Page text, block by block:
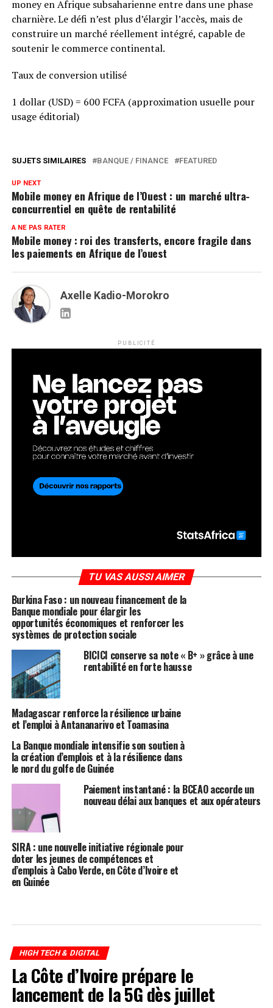
money en Afrique subsaharienne entre dans une phase
charnière. Le défi n’est plus d’élargir l’accès, mais de
construire un marché réellement intégré, capable de
soutenir le commerce continental.
Taux de conversion utilisé
1 dollar (USD) = 600 FCFA (approximation usuelle pour
usage éditorial)
SUJETS SIMILAIRES BANQUE / FINANCE FEATURED
UP NEXT
Mobile money en Afrique de l’Ouest : un marché ultra-
concurrentiel en quête de rentabilité
A NE PAS RATER
Mobile money : roi des transferts, encore fragile dans
les paiements en Afrique de l’ouest
Axelle Kadio-Morokro
PUBLICITÉ
TU VAS AUSSI AIMER
Burkina Faso : un nouveau financement de la
Banque mondiale pour élargir les
opportunités économiques et renforcer les
systèmes de protection sociale
BICICI conserve sa note « B+ » grâce à une
rentabilité en forte hausse
Madagascar renforce la résilience urbaine
et l’emploi à Antananarivo et Toamasina
La Banque mondiale intensifie son soutien à
la création d’emplois et à la résilience dans
le nord du golfe de Guinée
Paiement instantané : la BCEAO accorde un
nouveau délai aux banques et aux opérateurs
SIRA : une nouvelle initiative régionale pour
doter les jeunes de compétences et
d’emplois à Cabo Verde, en Côte d’Ivoire et
en Guinée
HIGH TECH & DIGITAL
La Côte d’Ivoire prépare le
lancement de la 5G dès juillet